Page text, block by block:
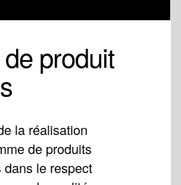
produit
la réalisation
de produits
dans le respect